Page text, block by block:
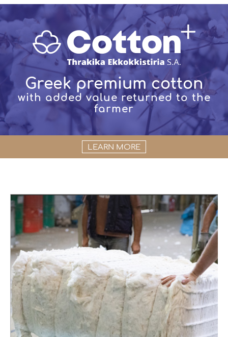
Greek premium cotton
with added value returned to the
farmer
LEARN MORE